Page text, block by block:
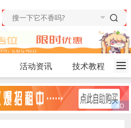
活动资讯 技术教程